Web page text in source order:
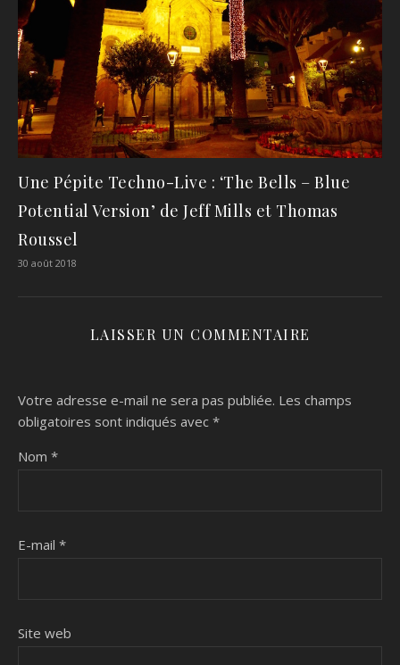
Une Pépite Techno-Live : ‘The Bells – Blue
Potential Version’ de Jeff Mills et Thomas
Roussel
30 août 2018
LAISSER UN COMMENTAIRE
Votre adresse e-mail ne sera pas publiée. Les champs
obligatoires sont indiqués avec *
Nom *
E-mail *
Site web